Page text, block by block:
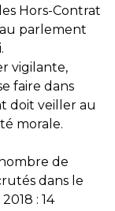
Hors-Contrat
parlement
vigilante,
faire dans
doit veiller au
morale.
de
dans le
: 14